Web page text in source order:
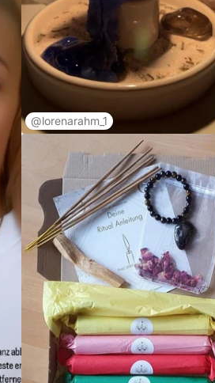
@lorenarahm_1